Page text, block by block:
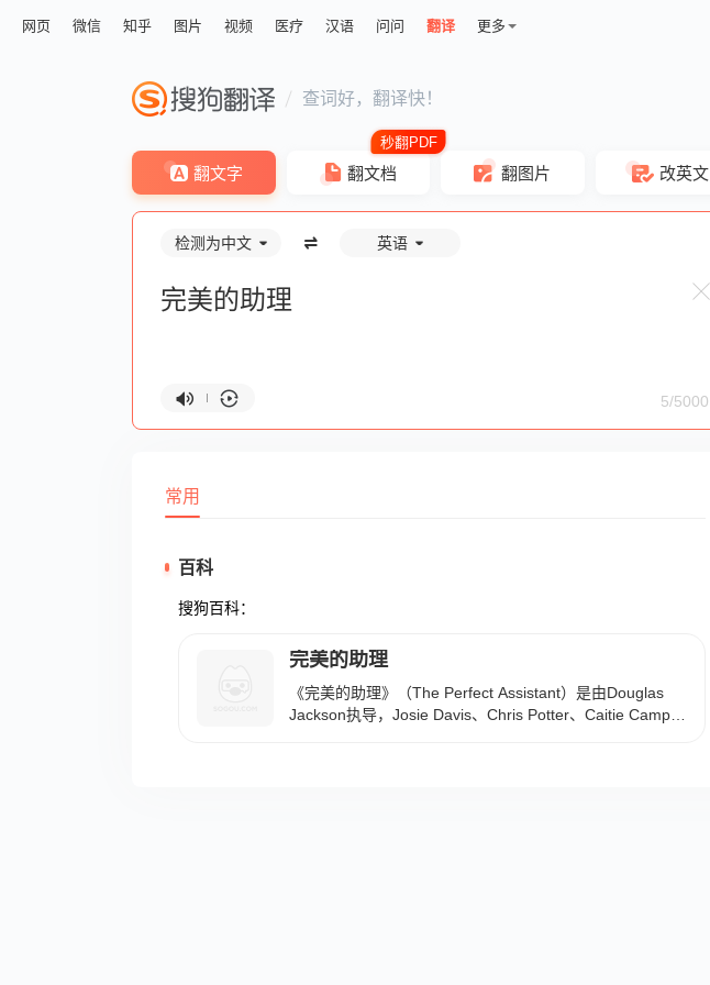
网页 微信 知乎 图片 视频 医疗 汉语 问问 翻译 更多
查词好，翻译快！
翻文字 翻文档 翻图片 改英文
检测为中文 英语
5/5000
常用
百科
搜狗百科：
完美的助理
《完美的助理》（The Perfect Assistant）是由Douglas
Jackson执导，Josie Davis、Chris Potter、Caitie Campo